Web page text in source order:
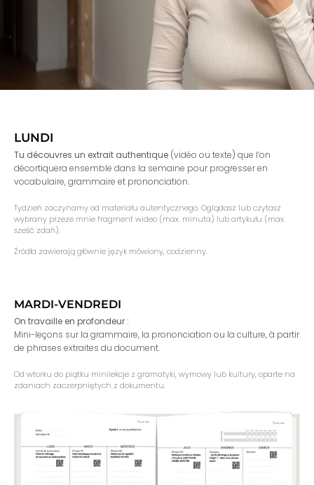
LUNDI
Tu découvres un extrait authentique (vidéo ou texte) que l’on
décortiquera ensemble dans la semaine pour progresser en
vocabulaire, grammaire et prononciation.
Tydzień zaczynamy od materiału autentycznego. Oglądasz lub czytasz
wybrany przeze mnie fragment wideo (max. minuta) lub artykułu (max.
sześć zdań).
Źródła zawierają głównie język mówiony, codzienny.
MARDI-VENDREDI
On travaille en profondeur :
Mini-leçons sur la grammaire, la prononciation ou la culture, à partir
de phrases extraites du document.
Od wtorku do piątku minilekcje z gramatyki, wymowy lub kultury, oparte na
zdaniach zaczerpniętych z dokumentu.